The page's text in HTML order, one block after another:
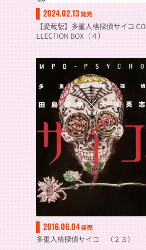
2024.02.13発売
【愛蔵版】多重人格探偵サイコ CO
LLECTION BOX（４）
2016.06.04発売
多重人格探偵サイコ （２３）